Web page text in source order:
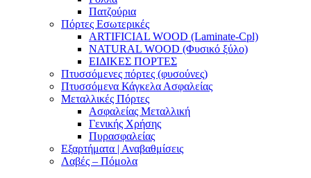
Πατζούρια
Πόρτες Εσωτερικές
ARTIFICIAL WOOD (Laminate-Cpl)
NATURAL WOOD (Φυσικό ξύλο)
ΕΙΔΙΚΕΣ ΠΟΡΤΕΣ
Πτυσσόμενες πόρτες (φυσούνες)
Πτυσσόμενα Κάγκελα Ασφαλείας
Μεταλλικές Πόρτες
Ασφαλείας Μεταλλική
Γενικής Χρήσης
Πυρασφαλείας
Εξαρτήματα | Αναβαθμίσεις
Λαβές – Πόμολα